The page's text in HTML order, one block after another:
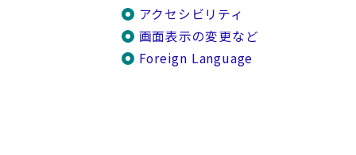
アクセシビリティ
画面表示の変更など
Foreign Language